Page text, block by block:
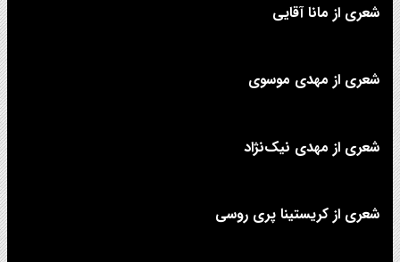
شعری از مانا آقایی
شعری از مهدی موسوی
شعری از مهدی نیک‌نژاد
شعری از کریستینا پری روسی